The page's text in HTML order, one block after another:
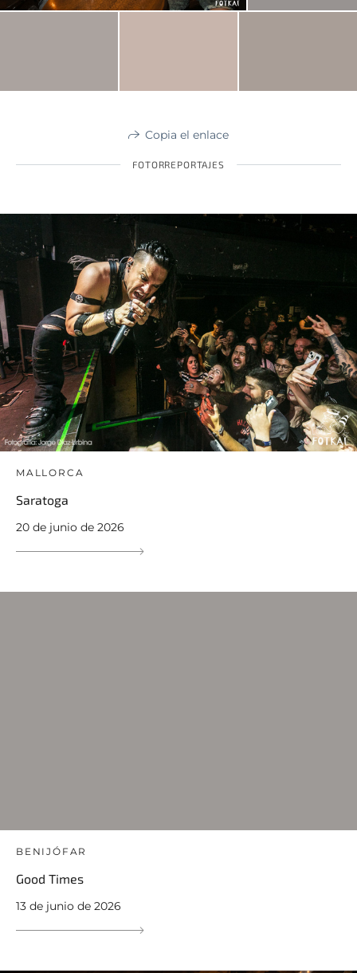
Copia el enlace
FOTORREPORTAJES
MALLORCA
Saratoga
20 de junio de 2026
BENIJÓFAR
Good Times
13 de junio de 2026